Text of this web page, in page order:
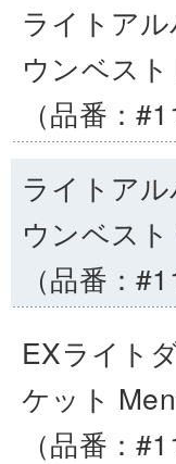
ライトア
ウンベス
（品番：
ライトア
ウンベス
（品番：
EXライト
ケット
（品番：